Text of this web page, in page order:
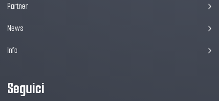
Partner
News
Info
Seguici